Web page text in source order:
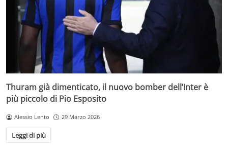
Thuram già dimenticato, il nuovo bomber dell’Inter è
più piccolo di Pio Esposito
Alessio Lento 29 Marzo 2026
Leggi di più